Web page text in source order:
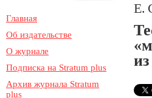
Главная
Об издательстве
О журнале
Подписка на Stratum plus
Архив журнала Stratum
plus
Е.